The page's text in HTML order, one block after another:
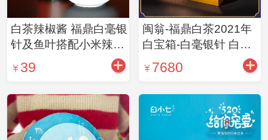
白茶辣椒酱 福鼎白毫银
针及鱼叶搭配小米辣椒
酱 辣而不燥 回味甘甜
200g/瓶
39
闽翁-福鼎白茶2021年
白宝箱-白毫银针 白茶
藏茶白毫银针400g
7680